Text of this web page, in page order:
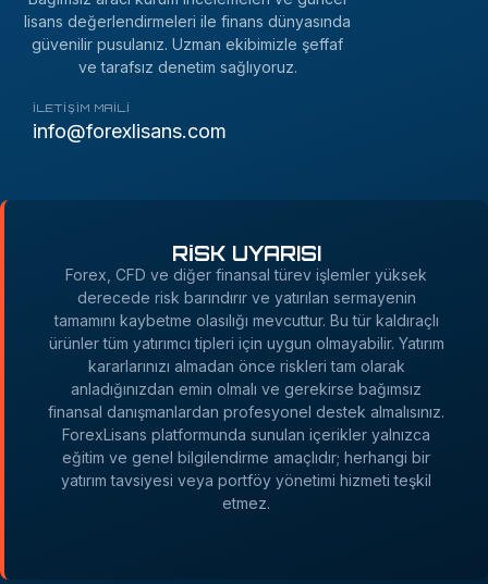
lisans değerlendirmeleri ile finans dünyasında
güvenilir pusulanız. Uzman ekibimizle şeffaf
ve tarafsız denetim sağlıyoruz.
İLETIŞIM MAILI
info@forexlisans.com
RİSK UYARISI
Forex, CFD ve diğer finansal türev işlemler yüksek
derecede risk barındırır ve yatırılan sermayenin
tamamını kaybetme olasılığı mevcuttur. Bu tür kaldıraçlı
ürünler tüm yatırımcı tipleri için uygun olmayabilir. Yatırım
kararlarınızı almadan önce riskleri tam olarak
anladığınızdan emin olmalı ve gerekirse bağımsız
finansal danışmanlardan profesyonel destek almalısınız.
ForexLisans platformunda sunulan içerikler yalnızca
eğitim ve genel bilgilendirme amaçlıdır; herhangi bir
yatırım tavsiyesi veya portföy yönetimi hizmeti teşkil
etmez.